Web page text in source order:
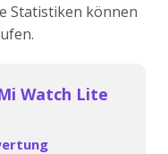
Statistiken können
Watch Lite